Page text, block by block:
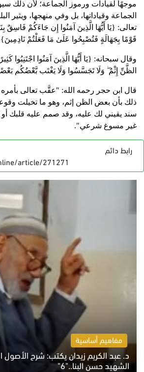
موجهًا لقيادات ورموز الجماعة؛ لأن ذلك
الجماعة وقياداتها، بل وفي منهجها، ويثير
تعالى: {يَا أَيُّهَا الَّذِينَ آمَنُوا إِن جَاءَكُمْ فَاسِقٌ
قَوْمًا بِجَهَالَةٍ فَتُصْبِحُوا عَلَىٰ مَا فَعَلْتُمْ نَادِمِينَ}
وقال سبحانه: {يَا أَيُّهَا الَّذِينَ آمَنُوا اجْتَنِبُوا
الظَّنِّ إِثْمٌ ۖ وَلَا تَجَسَّسُوا وَلَا يَغْتَب بَّعْضُكُم
قال ابن حجر رحمه الله: "عقَّب تعالى
ذلك بأن بعض الظن إثم، وهو ما تخيلت
سند يقيني لك عليه، وقد صمم عليه قلبك
غير مسوغ شرعي".
رابط دائم
article/271271
مفاهيم أساسية
د. عبد الكريم زيدان يكتب: شرح الأصول
الشهيد حسن البنا.."6"